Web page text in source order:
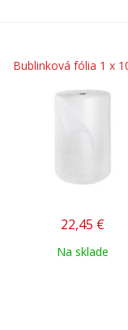
Bublinková fólia 1 x
22,45 €
Na sklade